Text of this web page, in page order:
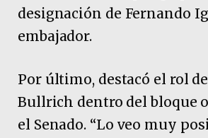
designación de Fernando
embajador.
Por último, destacó el rol
Bullrich dentro del bloque
el Senado. “Lo veo muy